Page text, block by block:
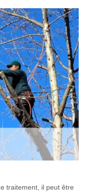
traitement, il peut être